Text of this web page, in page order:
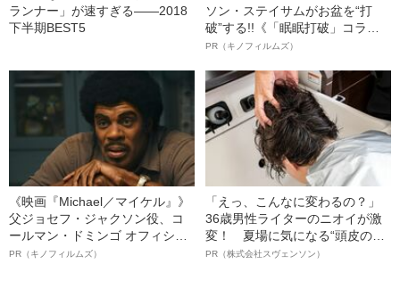
ランナー」が速すぎる――2018
下半期BEST5
ソン・ステイサムがお盆を“打
破”する!!《「眠眠打破」コラ
ボ》
PR（キノフィルムズ）
《映画『Michael／マイケル』》
父ジョセフ・ジャクソン役、コ
ールマン・ドミンゴ オフィシャ
ルインタビュー“観客を魅了した
PR（キノフィルムズ）
「えっ、こんなに変わるの？」
36歳男性ライターのニオイが激
変！ 夏場に気になる“頭皮のニ
オイ”や“ベタつき”を解消す
PR（株式会社スヴェンソン）